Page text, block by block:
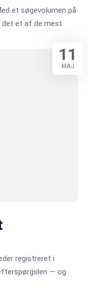
et søgevolumen på
det et af de mest
registreret i
— og
11
MAJ